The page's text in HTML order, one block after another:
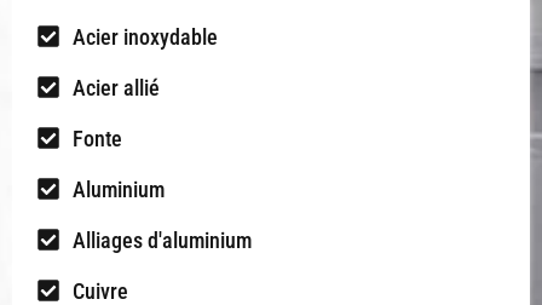
Acier inoxydable
Acier allié
Fonte
Aluminium
Alliages d'aluminium
Cuivre